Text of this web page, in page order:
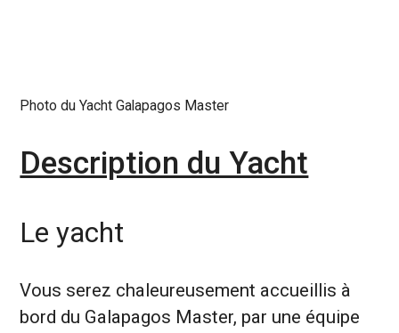
Photo du Yacht Galapagos Master
Description du Yacht
Le yacht
Vous serez chaleureusement accueillis à
bord du Galapagos Master, par une équipe